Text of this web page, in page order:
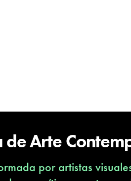
Arte
por artistas